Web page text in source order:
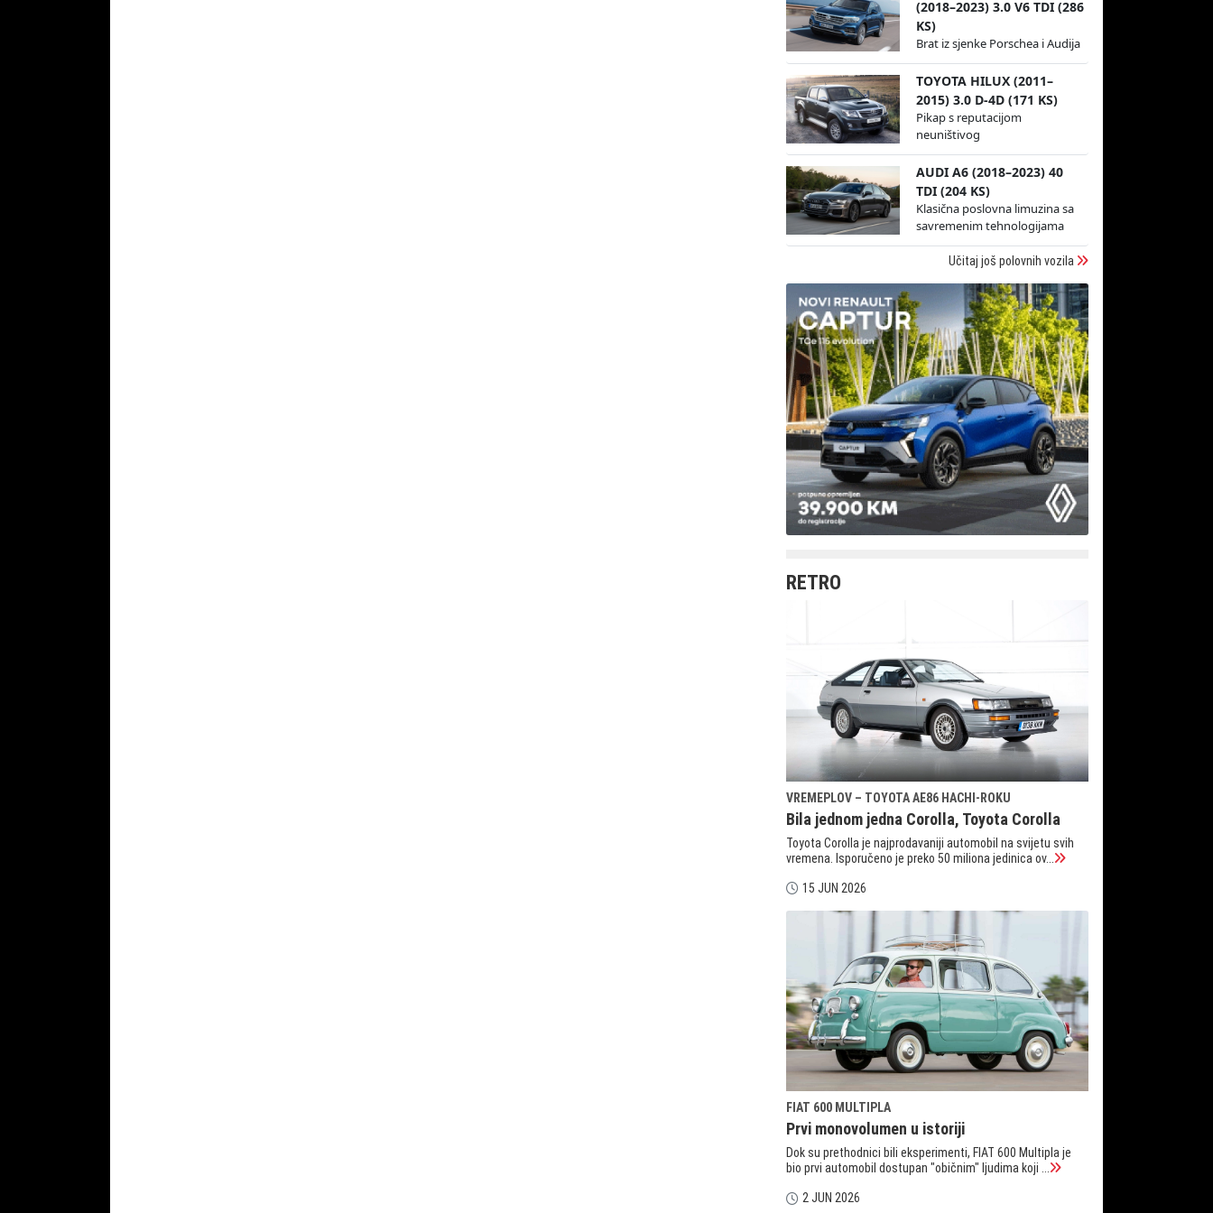
(2018–2023) 3.0 V6 TDI (286
KS)
Brat iz sjenke Porschea i Audija
TOYOTA HILUX (2011–
2015) 3.0 D-4D (171 KS)
Pikap s reputacijom
neuništivog
AUDI A6 (2018–2023) 40
TDI (204 KS)
Klasična poslovna limuzina sa
savremenim tehnologijama
Učitaj još polovnih vozila
RETRO
VREMEPLOV – TOYOTA AE86 HACHI-ROKU
Bila jednom jedna Corolla, Toyota Corolla
Toyota Corolla je najprodavaniji automobil na svijetu svih
vremena. Isporučeno je preko 50 miliona jedinica ov...
15 JUN 2026
FIAT 600 MULTIPLA
Prvi monovolumen u istoriji
Dok su prethodnici bili eksperimenti, FIAT 600 Multipla je
bio prvi automobil dostupan "običnim" ljudima koji ...
2 JUN 2026